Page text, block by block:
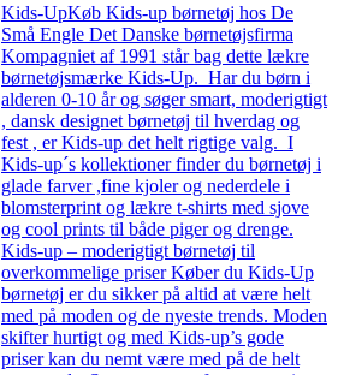
Kids-UpKøb Kids-up børnetøj hos De
Små Engle Det Danske børnetøjsfirma
Kompagniet af 1991 står bag dette lækre
børnetøjsmærke Kids-Up. Har du børn i
alderen 0-10 år og søger smart, moderigtigt
, dansk designet børnetøj til hverdag og
fest , er Kids-up det helt rigtige valg. I
Kids-up´s kollektioner finder du børnetøj i
glade farver ,fine kjoler og nederdele i
blomsterprint og lækre t-shirts med sjove
og cool prints til både piger og drenge.
Kids-up – moderigtigt børnetøj til
overkommelige priser Køber du Kids-Up
børnetøj er du sikker på altid at være helt
med på moden og de nyeste trends. Moden
skifter hurtigt og med Kids-up’s gode
priser kan du nemt være med på de helt